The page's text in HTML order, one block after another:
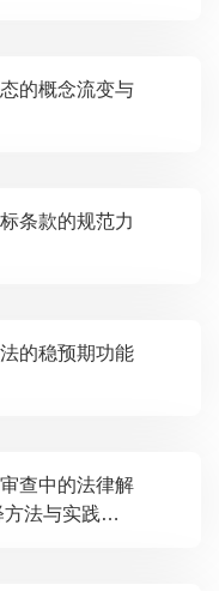
] 国家目标条款的规范力
茹洁] 论宪法的稳预期功能
法与实践效